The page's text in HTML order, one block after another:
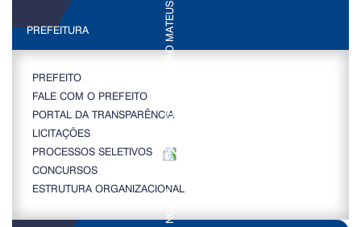
PREFEITURA
PREFEITO
FALE COM O PREFEITO
PORTAL DA TRANSPARÊNCIA
LICITAÇÕES
PROCESSOS SELETIVOS
CONCURSOS
ESTRUTURA ORGANIZACIONAL